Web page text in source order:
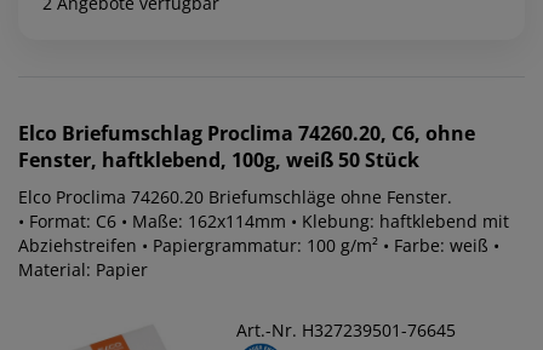
Elco Briefumschlag Proclima 74260.20, C6, ohne
Fenster, haftklebend, 100g, weiß 50 Stück
Elco Proclima 74260.20 Briefumschläge ohne Fenster.
• Format: C6 • Maße: 162x114mm • Klebung: haftklebend mit
Abziehstreifen • Papiergrammatur: 100 g/m² • Farbe: weiß •
Material: Papier
Art.-Nr. H327239501-76645